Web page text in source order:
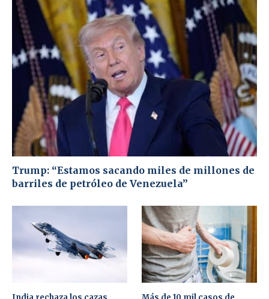
Trump: “Estamos sacando miles de millones de
barriles de petróleo de Venezuela”